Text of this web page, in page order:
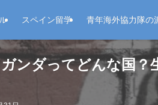
スペイン留学 青年海外協力隊の
ンダってどんな国？